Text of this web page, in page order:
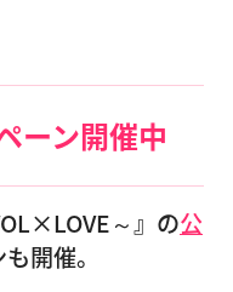
ーン開催中
～』の公
開催。